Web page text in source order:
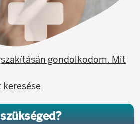
gondolkodom. Mit